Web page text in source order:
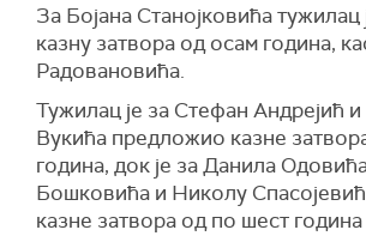
За Бојана Станојковића
казну затвора од осам година,
Радовановића.
Тужилац је за Стефан Андрејић
Вукића предложио казне
година, док је за Данила
Бошковића и Николу
казне затвора од по шест година